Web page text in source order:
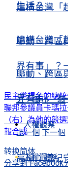
建構台灣「
聯動、跨區
界有事」？
上一個 下一個
人權觀察
高瑜：遵紀
生活？
建構台灣「
聯動、跨區
界有事」？
上一個 下一個
人權觀察
民主黨提名的總
聯邦參議員卡瑪拉
（右）為他的競
報合成
转换简体
分享到 Facebook